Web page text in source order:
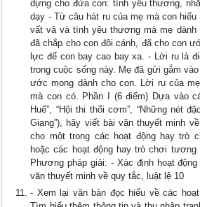
dựng cho đứa con: tình yêu thương,
dạy - Từ câu hát ru của mẹ mà con
vất vả và tình yêu thương mà mẹ
đã chắp cho con đôi cánh, đã cho con
lực để con bay cao bay xa. - Lời ru là
trong cuộc sống này. Mẹ đã gửi gắm
ước mong dành cho con. Lời ru của
mà con có. Phần I (6 điểm) Dựa vào
Huế”, “Hội thi thổi cơm”, “Những nét
Giang”), hãy viết bài văn thuyết minh
cho một trong các hoạt động hay trò
hoặc các hoạt động hay trò chơi
Phương pháp giải: - Xác định hoạt
văn thuyết minh về quy tắc, luật lệ 10
- Xem lại văn bản đọc hiểu về các